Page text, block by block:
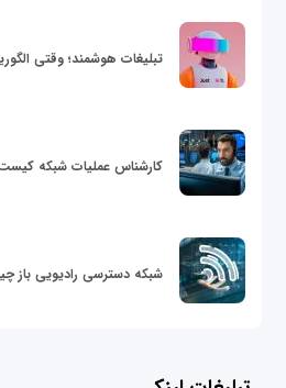
تبلیغات هوشمند؛ وقتی
کارشناس عملیات شبکه
شبکه دسترسی رادیویی باز